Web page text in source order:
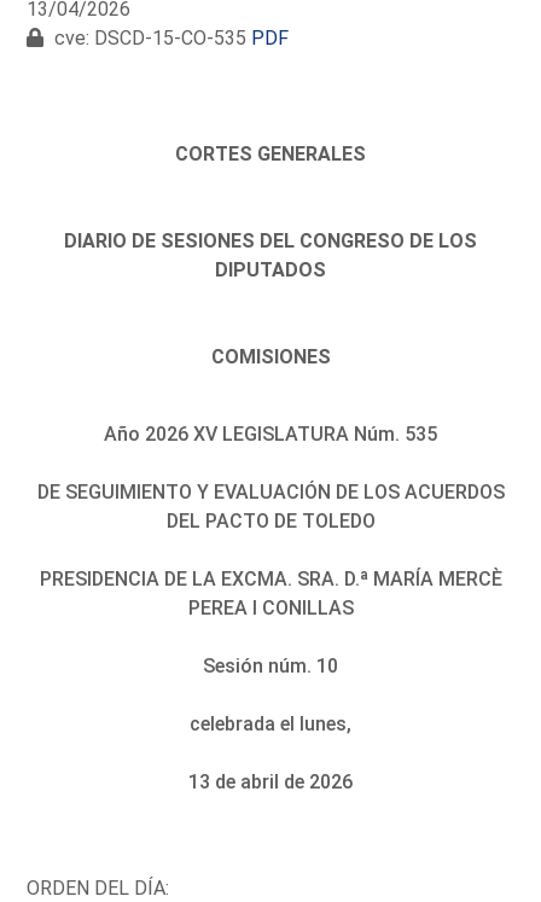
13/04/2026
cve: DSCD-15-CO-535 PDF
CORTES GENERALES
DIARIO DE SESIONES DEL CONGRESO DE LOS
DIPUTADOS
COMISIONES
Año 2026 XV LEGISLATURA Núm. 535
DE SEGUIMIENTO Y EVALUACIÓN DE LOS ACUERDOS
DEL PACTO DE TOLEDO
PRESIDENCIA DE LA EXCMA. SRA. D.ª MARÍA MERCÈ
PEREA I CONILLAS
Sesión núm. 10
celebrada el lunes,
13 de abril de 2026
ORDEN DEL DÍA: